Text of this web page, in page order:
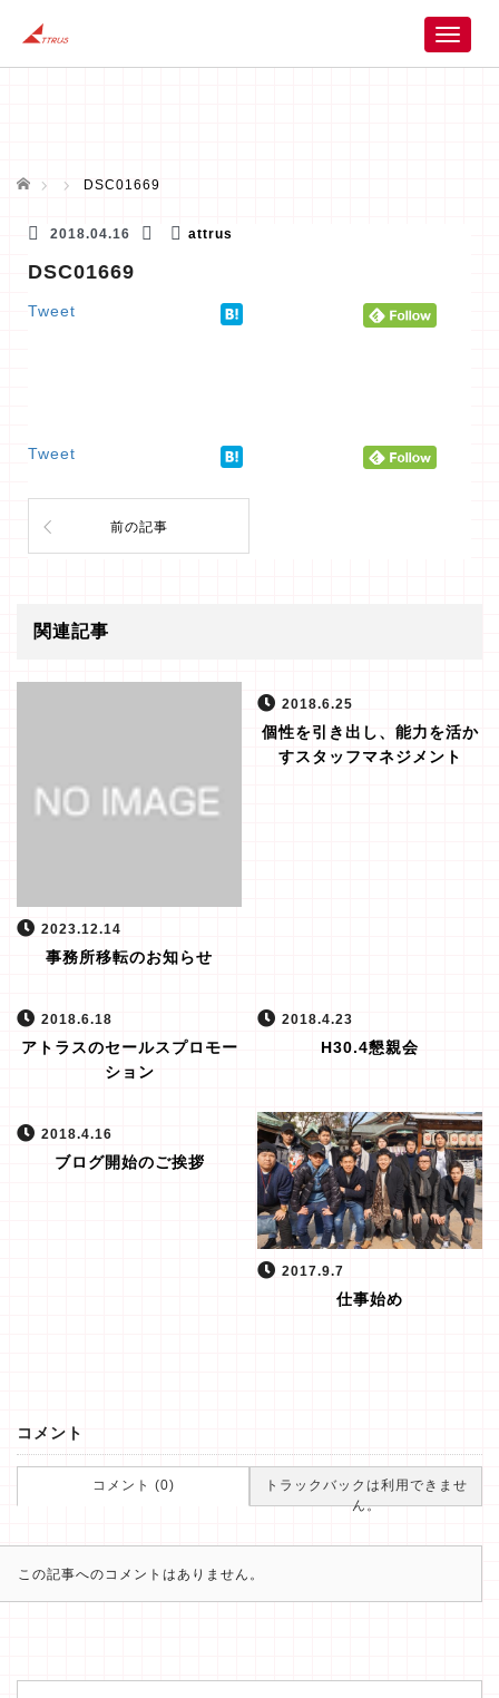
T
ホーム DSC01669
2018.04.16 attrus
DSC01669
Tweet
Tweet
前の記事
関連記事
2023.12.14
事務所移転のお知らせ
2018.6.25
個性を引き出し、能力を活か
すスタッフマネジメント
2018.6.18
アトラスのセールスプロモー
ション
2018.4.23
H30.4懇親会
2018.4.16
ブログ開始のご挨拶
2017.9.7
仕事始め
コメント
コメント (0)
トラックバックは利用できませ
ん。
この記事へのコメントはありません。